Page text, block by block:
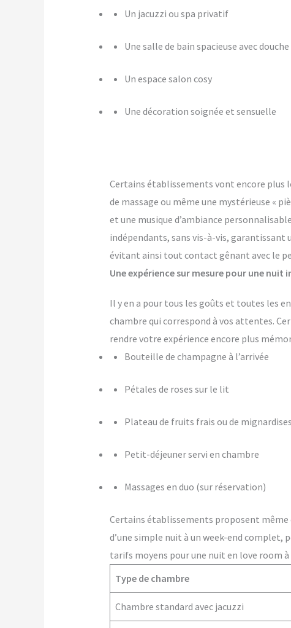
Un jacuzzi ou spa privatif
Une salle de bain spacieuse avec
Un espace salon cosy
Une décoration soignée et sensuelle
Certains établissements vont encore plus
de massage ou même une mystérieuse «
et une musique d’ambiance
indépendants, sans vis-à-vis, garantissant
évitant ainsi tout contact gênant avec le
Une expérience sur mesure pour une nuit
Il y en a pour tous les goûts et toutes les
chambre qui correspond à vos attentes.
rendre votre expérience encore plus
Bouteille de champagne à l’arrivée
Pétales de roses sur le lit
Plateau de fruits frais ou de mignardises
Petit-déjeuner servi en chambre
Massages en duo (sur réservation)
Certains établissements proposent même
d’une simple nuit à un week-end
tarifs moyens pour une nuit en love room à
Type de chambre
Chambre standard avec jacuzzi